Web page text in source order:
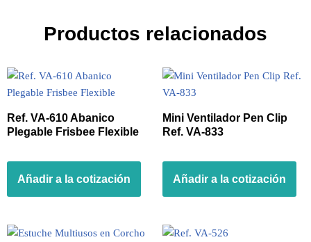
Productos relacionados
Ref. VA-610 Abanico
Plegable Frisbee Flexible
Añadir a la cotización
Mini Ventilador Pen Clip
Ref. VA-833
Añadir a la cotización